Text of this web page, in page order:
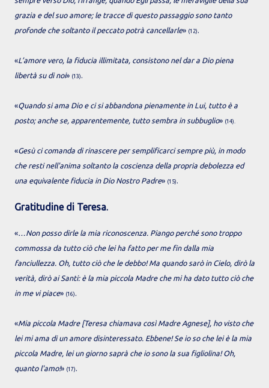
grazia e del suo amore; le tracce di questo passaggio sono tanto
profonde che soltanto il peccato potrà cancellarle» (12) .
«L’amore vero, la fiducia illimitata, consistono nel dar a Dio piena
libertà su di noi» (13) .
«Quando si ama Dio e ci si abbandona pienamente in Lui, tutto è a
posto; anche se, apparentemente, tutto sembra in subbuglio» (14).
«Gesù ci comanda di rinascere per semplificarci sempre più, in modo
che resti nell'anima soltanto la coscienza della propria debolezza ed
una equivalente fiducia in Dio Nostro Padre» (15) .
Gratitudine di Teresa.
«…Non posso dirle la mia riconoscenza. Piango perché sono troppo
commossa da tutto ciò che lei ha fatto per me fin dalla mia
fanciullezza. Oh, tutto ciò che le debbo! Ma quando sarò in Cielo, dirò la
verità, dirò ai Santi: è la mia piccola Madre che mi ha dato tutto ciò che
in me vi piace» (16) .
«Mia piccola Madre [Teresa chiamava così Madre Agnese], ho visto che
lei mi ama di un amore disinteressato. Ebbene! Se io so che lei è la mia
piccola Madre, lei un giorno saprà che io sono la sua figliolina! Oh,
quanto l'amo!» (17) .